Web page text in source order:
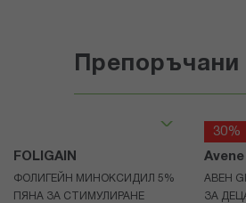
Препоръчани
FOLIGAIN
ФОЛИГЕЙН МИНОКСИДИЛ 5%
ПЯНА ЗА СТИМУЛИРАНЕ
30%
Avene
АВЕН
ЗА